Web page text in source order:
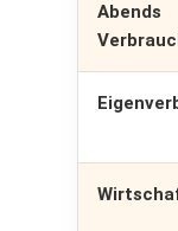
Abends